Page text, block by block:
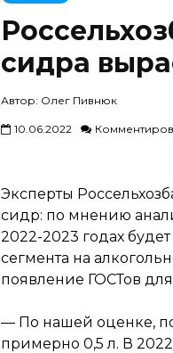
сидра
Автор: Олег Пивнюк
10.06.2022
Эксперты
сидр: по мнению
2022-2023 годах
сегмента на
появление ГОСТов
— По нашей оценке,
примерно 0,5 л. В